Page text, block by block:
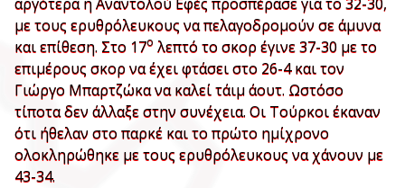
με τους ερυθρόλευκους να πελαγοδρομούν σε άμυνα
και επίθεση. Στο 17ο λεπτό το σκορ έγινε 37-30 με το
επιμέρους σκορ να έχει φτάσει στο 26-4 και τον
Γιώργο Μπαρτζώκα να καλεί τάιμ άουτ. Ωστόσο
τίποτα δεν άλλαξε στην συνέχεια. Οι Τούρκοι έκαναν
ότι ήθελαν στο παρκέ και το πρώτο ημίχρονο
ολοκληρώθηκε με τους ερυθρόλευκους να χάνουν με
43-34.